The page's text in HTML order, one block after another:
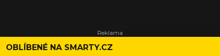
OBLÍBENÉ NA SMARTY.CZ